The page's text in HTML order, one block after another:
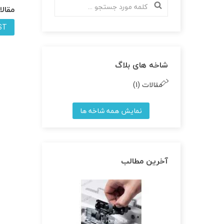
شاخه های بلاگ
مقالات (1)
نمایش همه شاخه ها
آخرین مطالب